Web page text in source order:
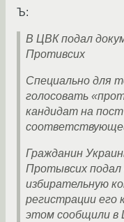
Ъ:
В ЦВК подал
Противсих
Специально для
голосовать
кандидат на
Гражданин
Протывсих
избирательную
регистрации его
этом сообщили в